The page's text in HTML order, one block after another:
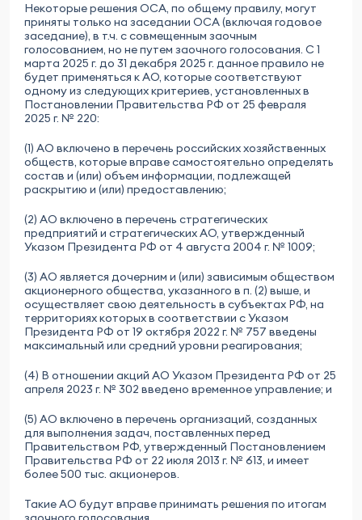
Некоторые решения ОСА, по общему правилу, могут
приняты только на заседании ОСА (включая годовое
заседание), в т.ч. с совмещенным заочным
голосованием, но не путем заочного голосования. С 1
марта 2025 г. до 31 декабря 2025 г. данное правило не
будет применяться к АО, которые соответствуют
одному из следующих критериев, установленных в
Постановлении Правительства РФ от 25 февраля
2025 г. № 220:
(1) АО включено в перечень российских хозяйственных
обществ, которые вправе самостоятельно определять
состав и (или) объем информации, подлежащей
раскрытию и (или) предоставлению;
(2) АО включено в перечень стратегических
предприятий и стратегических АО, утвержденный
Указом Президента РФ от 4 августа 2004 г. № 1009;
(3) АО является дочерним и (или) зависимым обществом
акционерного общества, указанного в п. (2) выше, и
осуществляет свою деятельность в субъектах РФ, на
территориях которых в соответствии с Указом
Президента РФ от 19 октября 2022 г. № 757 введены
максимальный или средний уровни реагирования;
(4) В отношении акций АО Указом Президента РФ от 25
апреля 2023 г. № 302 введено временное управление; и
(5) АО включено в перечень организаций, созданных
для выполнения задач, поставленных перед
Правительством РФ, утвержденный Постановлением
Правительства РФ от 22 июля 2013 г. № 613, и имеет
более 500 тыс. акционеров.
Такие АО будут вправе принимать решения по итогам